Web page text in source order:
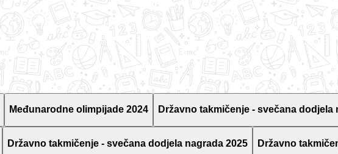
Međunarodne olimpijade 2024 Državno takmičenje - svečana dodjela
Državno takmičenje - svečana dodjela nagrada 2025 Državno